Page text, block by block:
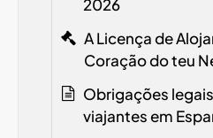
2026
A Licença de
Coração do teu
Obrigações
viajantes em